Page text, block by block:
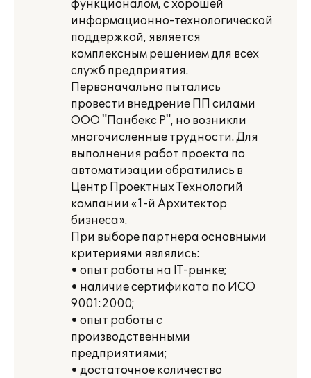
функционалом, с хорошей
информационно-технологической
поддержкой, является
комплексным решением для всех
служб предприятия.
Первоначально пытались
провести внедрение ПП силами
ООО "Панбекс Р", но возникли
многочисленные трудности. Для
выполнения работ проекта по
автоматизации обратились в
Центр Проектных Технологий
компании «1-й Архитектор
бизнеса».
При выборе партнера основными
критериями являлись:
• опыт работы на IT-рынке;
• наличие сертификата по ИСО
9001:2000;
• опыт работы с
производственными
предприятиями;
• достаточное количество